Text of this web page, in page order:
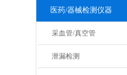
医药/器械检测仪器
采血管/真空管
泄漏检测